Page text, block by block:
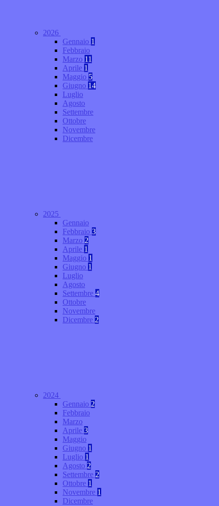
2026
Gennaio 1
Febbraio
Marzo 11
Aprile 1
Maggio 5
Giugno 14
Luglio
Agosto
Settembre
Ottobre
Novembre
Dicembre
2025
Gennaio
Febbraio 3
Marzo 2
Aprile 1
Maggio 1
Giugno 1
Luglio
Agosto
Settembre 4
Ottobre
Novembre
Dicembre 2
2024
Gennaio 2
Febbraio
Marzo
Aprile 3
Maggio
Giugno 1
Luglio 1
Agosto 2
Settembre 2
Ottobre 1
Novembre 1
Dicembre